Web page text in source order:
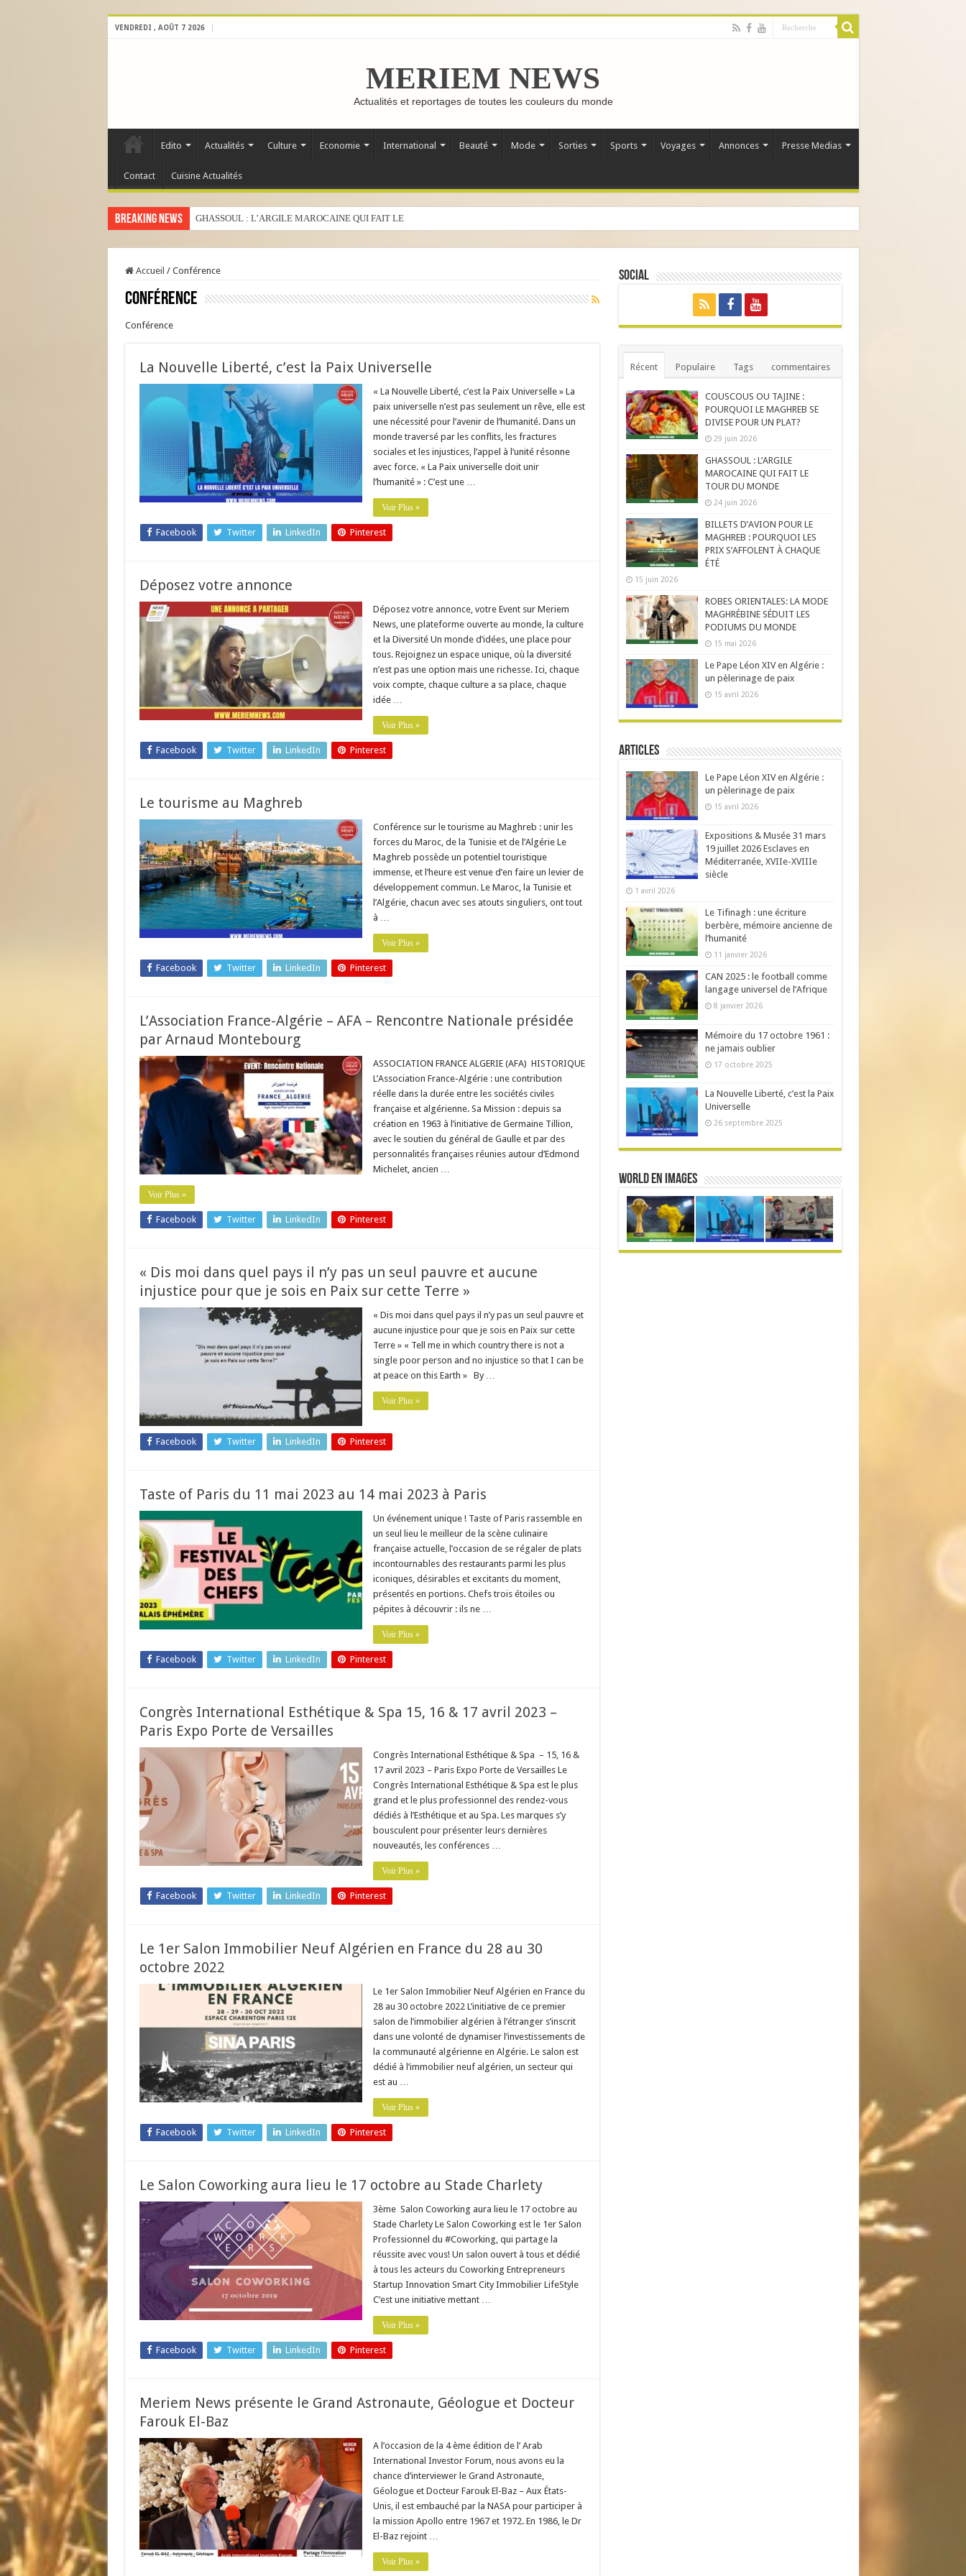
VENDREDI , AOÛT 7 2026
MERIEM NEWS
Actualités et reportages de toutes les couleurs du monde
Edito Actualités Culture Economie International Beauté Mode Sorties Sports Voyages Annonces Presse Medias
Contact Cuisine Actualités
Breaking News GHASSOUL : L’ARGILE MAROCAINE QUI FAIT LE TOUR DU MONDE
Accueil / Conférence
Conférence
Conférence
La Nouvelle Liberté, c’est la Paix Universelle
« La Nouvelle Liberté, c’est la Paix Universelle » La
paix universelle n’est pas seulement un rêve, elle est
une nécessité pour l’avenir de l’humanité. Dans un
monde traversé par les conflits, les fractures
sociales et les injustices, l’appel à l’unité résonne
avec force. « La Paix universelle doit unir
l’humanité » : C’est une …
Voir Plus »
Facebook Twitter LinkedIn Pinterest
Déposez votre annonce
Déposez votre annonce, votre Event sur Meriem
News, une plateforme ouverte au monde, la culture
et la Diversité Un monde d’idées, une place pour
tous. Rejoignez un espace unique, où la diversité
n’est pas une option mais une richesse. Ici, chaque
voix compte, chaque culture a sa place, chaque
idée …
Voir Plus »
Facebook Twitter LinkedIn Pinterest
Le tourisme au Maghreb
Conférence sur le tourisme au Maghreb : unir les
forces du Maroc, de la Tunisie et de l’Algérie Le
Maghreb possède un potentiel touristique
immense, et l’heure est venue d’en faire un levier de
développement commun. Le Maroc, la Tunisie et
l’Algérie, chacun avec ses atouts singuliers, ont tout
à …
Voir Plus »
Facebook Twitter LinkedIn Pinterest
L’Association France-Algérie – AFA – Rencontre Nationale présidée
par Arnaud Montebourg
ASSOCIATION FRANCE ALGERIE (AFA) HISTORIQUE
L’Association France-Algérie : une contribution
réelle dans la durée entre les sociétés civiles
française et algérienne. Sa Mission : depuis sa
création en 1963 à l’initiative de Germaine Tillion,
avec le soutien du général de Gaulle et par des
personnalités françaises réunies autour d’Edmond
Michelet, ancien …
Voir Plus »
Facebook Twitter LinkedIn Pinterest
« Dis moi dans quel pays il n’y pas un seul pauvre et aucune
injustice pour que je sois en Paix sur cette Terre »
« Dis moi dans quel pays il n’y pas un seul pauvre et
aucune injustice pour que je sois en Paix sur cette
Terre » « Tell me in which country there is not a
single poor person and no injustice so that I can be
at peace on this Earth » By …
Voir Plus »
Facebook Twitter LinkedIn Pinterest
Taste of Paris du 11 mai 2023 au 14 mai 2023 à Paris
Un événement unique ! Taste of Paris rassemble en
un seul lieu le meilleur de la scène culinaire
française actuelle, l’occasion de se régaler de plats
incontournables des restaurants parmi les plus
iconiques, désirables et excitants du moment,
présentés en portions. Chefs trois étoiles ou
pépites à découvrir : ils ne …
Voir Plus »
Facebook Twitter LinkedIn Pinterest
Congrès International Esthétique & Spa 15, 16 & 17 avril 2023 –
Paris Expo Porte de Versailles
Congrès International Esthétique & Spa – 15, 16 &
17 avril 2023 – Paris Expo Porte de Versailles Le
Congrès International Esthétique & Spa est le plus
grand et le plus professionnel des rendez-vous
dédiés à l’Esthétique et au Spa. Les marques s’y
bousculent pour présenter leurs dernières
nouveautés, les conférences …
Voir Plus »
Facebook Twitter LinkedIn Pinterest
Le 1er Salon Immobilier Neuf Algérien en France du 28 au 30
octobre 2022
Le 1er Salon Immobilier Neuf Algérien en France du
28 au 30 octobre 2022 L’initiative de ce premier
salon de l’immobilier algérien à l’étranger s’inscrit
dans une volonté de dynamiser l’investissements de
la communauté algérienne en Algérie. Le salon est
dédié à l’immobilier neuf algérien, un secteur qui
est au …
Voir Plus »
Facebook Twitter LinkedIn Pinterest
Le Salon Coworking aura lieu le 17 octobre au Stade Charlety
3ème Salon Coworking aura lieu le 17 octobre au
Stade Charlety Le Salon Coworking est le 1er Salon
Professionnel du #Coworking, qui partage la
réussite avec vous! Un salon ouvert à tous et dédié
à tous les acteurs du Coworking Entrepreneurs
Startup Innovation Smart City Immobilier LifeStyle
C’est une initiative mettant …
Voir Plus »
Facebook Twitter LinkedIn Pinterest
Meriem News présente le Grand Astronaute, Géologue et Docteur
Farouk El-Baz
A l’occasion de la 4 ème édition de l’ Arab
International Investor Forum, nous avons eu la
chance d’interviewer le Grand Astronaute,
Géologue et Docteur Farouk El-Baz – Aux États-
Unis, il est embauché par la NASA pour participer à
la mission Apollo entre 1967 et 1972. En 1986, le Dr
El-Baz rejoint …
Voir Plus »
Social
Récent Populaire Tags commentaires
COUSCOUS OU TAJINE :
POURQUOI LE MAGHREB SE
DIVISE POUR UN PLAT?
29 juin 2026
GHASSOUL : L’ARGILE
MAROCAINE QUI FAIT LE
TOUR DU MONDE
24 juin 2026
BILLETS D’AVION POUR LE
MAGHREB : POURQUOI LES
PRIX S’AFFOLENT À CHAQUE
ÉTÉ
15 juin 2026
ROBES ORIENTALES: LA MODE
MAGHRÉBINE SÉDUIT LES
PODIUMS DU MONDE
15 mai 2026
Le Pape Léon XIV en Algérie :
un pèlerinage de paix
15 avril 2026
Articles
Le Pape Léon XIV en Algérie :
un pèlerinage de paix
15 avril 2026
Expositions & Musée 31 mars
19 juillet 2026 Esclaves en
Méditerranée, XVIIe-XVIIIe
siècle
1 avril 2026
Le Tifinagh : une écriture
berbère, mémoire ancienne de
l’humanité
11 janvier 2026
CAN 2025 : le football comme
langage universel de l’Afrique
8 janvier 2026
Mémoire du 17 octobre 1961 :
ne jamais oublier
17 octobre 2025
La Nouvelle Liberté, c’est la Paix
Universelle
26 septembre 2025
World en Images